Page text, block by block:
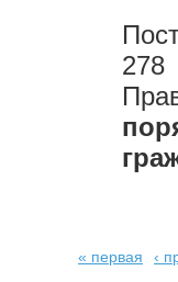
« первая ‹